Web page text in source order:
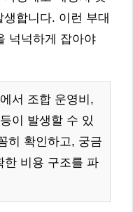
합니다. 이런 부대
넉넉하게 잡아야
서 조합 운영비,
이 발생할 수 있
히 확인하고, 궁금
한 비용 구조를 파